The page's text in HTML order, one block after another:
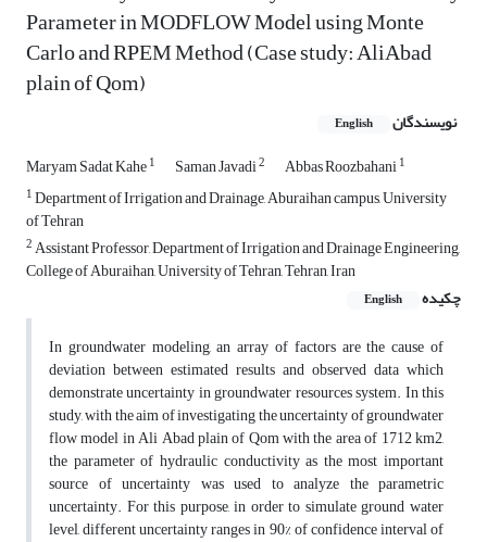
Parameter in MODFLOW Model using Monte
Carlo and RPEM Method (Case study: AliAbad
plain of Qom)
نویسندگان English
Maryam Sadat Kahe1 Saman Javadi2 Abbas Roozbahani1
1Department of Irrigation and Drainage, Aburaihan campus, University
of Tehran
2Assistant Professor, Department of Irrigation and Drainage Engineering,
College of Aburaihan, University of Tehran, Tehran, Iran
چکیده
English
In groundwater modeling, an array of factors are the cause of
deviation between estimated results and observed data which
demonstrate uncertainty in groundwater resources system. In this
study, with the aim of investigating the uncertainty of groundwater
flow model in Ali Abad plain of Qom with the area of 1712 km2,
the parameter of hydraulic conductivity as the most important
source of uncertainty was used to analyze the parametric
uncertainty. For this purpose, in order to simulate ground water
level, different uncertainty ranges in 90% of confidence interval of